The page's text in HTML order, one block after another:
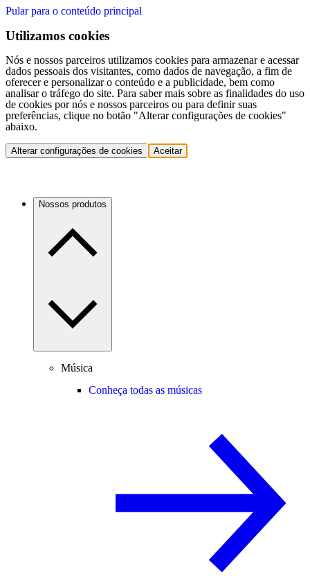
Pular para o conteúdo principal
Utilizamos cookies
Nós e nossos parceiros utilizamos cookies para armazenar e acessar
dados pessoais dos visitantes, como dados de navegação, a fim de
oferecer e personalizar o conteúdo e a publicidade, bem como
analisar o tráfego do site. Para saber mais sobre as finalidades do uso
de cookies por nós e nossos parceiros ou para definir suas
preferências, clique no botão "Alterar configurações de cookies"
abaixo.
Alterar configurações de cookies Aceitar
Nossos produtos
Música
Conheça todas as músicas